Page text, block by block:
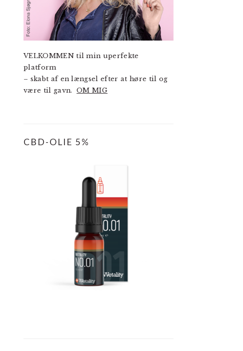
VELKOMMEN til min uperfekte
platform
– skabt af en længsel efter at høre til og
være til gavn.OM MIG
CBD-OLIE 5%